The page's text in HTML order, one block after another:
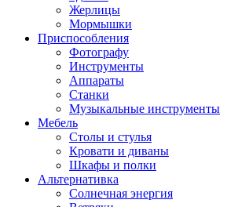
Жерлицы
Мормышки
Приспособления
Фотографу
Инструменты
Аппараты
Станки
Музыкальные инструменты
Мебель
Столы и стулья
Кровати и диваны
Шкафы и полки
Альтернативка
Солнечная энергия